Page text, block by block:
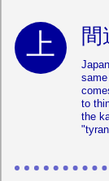
to
the